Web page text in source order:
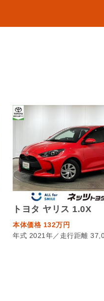
トヨタ ヤリス 1.0X
本体価格 132万円
年式 2021年／走行距離